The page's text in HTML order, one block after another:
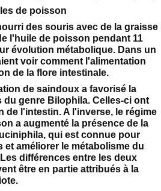
de poisson
des souris avec de la graisse
l'huile de poisson pendant 11
évolution métabolique. Dans un
voir comment l'alimentation
de la flore intestinale.
de saindoux a favorisé la
genre Bilophila. Celles-ci ont
de l'intestin. A l'inverse, le régime
a augmenté la présence de la
qui est connue pour
et améliorer le métabolisme du
différences entre les deux
être en partie attribués à la